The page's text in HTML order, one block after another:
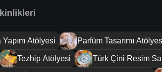
Atölyesi Parfüm Tasarımı
Tezhip Atölyesi Türk Çini Resim